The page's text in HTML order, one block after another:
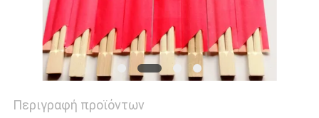
Περιγραφή προϊόντων